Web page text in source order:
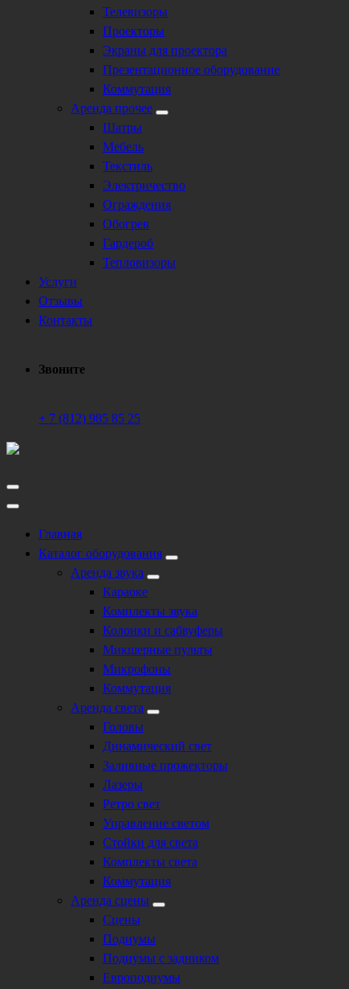
Телевизоры
Проекторы
Экраны для проектора
Презентационное оборудование
Коммутация
Аренда прочее
Шатры
Мебель
Текстиль
Электричество
Ограждения
Обогрев
Гардероб
Тепловизоры
Услуги
Отзывы
Контакты
Звоните
+ 7 (812) 985 85 25
Техническое обеспечение мероприятий
Главная
Каталог оборудования
Аренда звука
Караоке
Комплекты звука
Колонки и сабвуферы
Микшерные пульты
Микрофоны
Коммутация
Аренда света
Головы
Динамический свет
Заливные прожекторы
Лазеры
Ретро свет
Управление светом
Стойки для света
Комплекты света
Коммутация
Аренда сцены
Сцены
Подиумы
Подиумы с задником
Европодиумы